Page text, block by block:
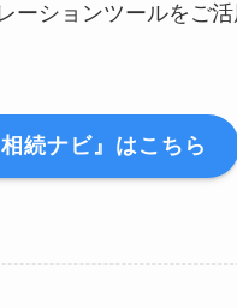
ーションツールをご
相続ナビ』はこちら